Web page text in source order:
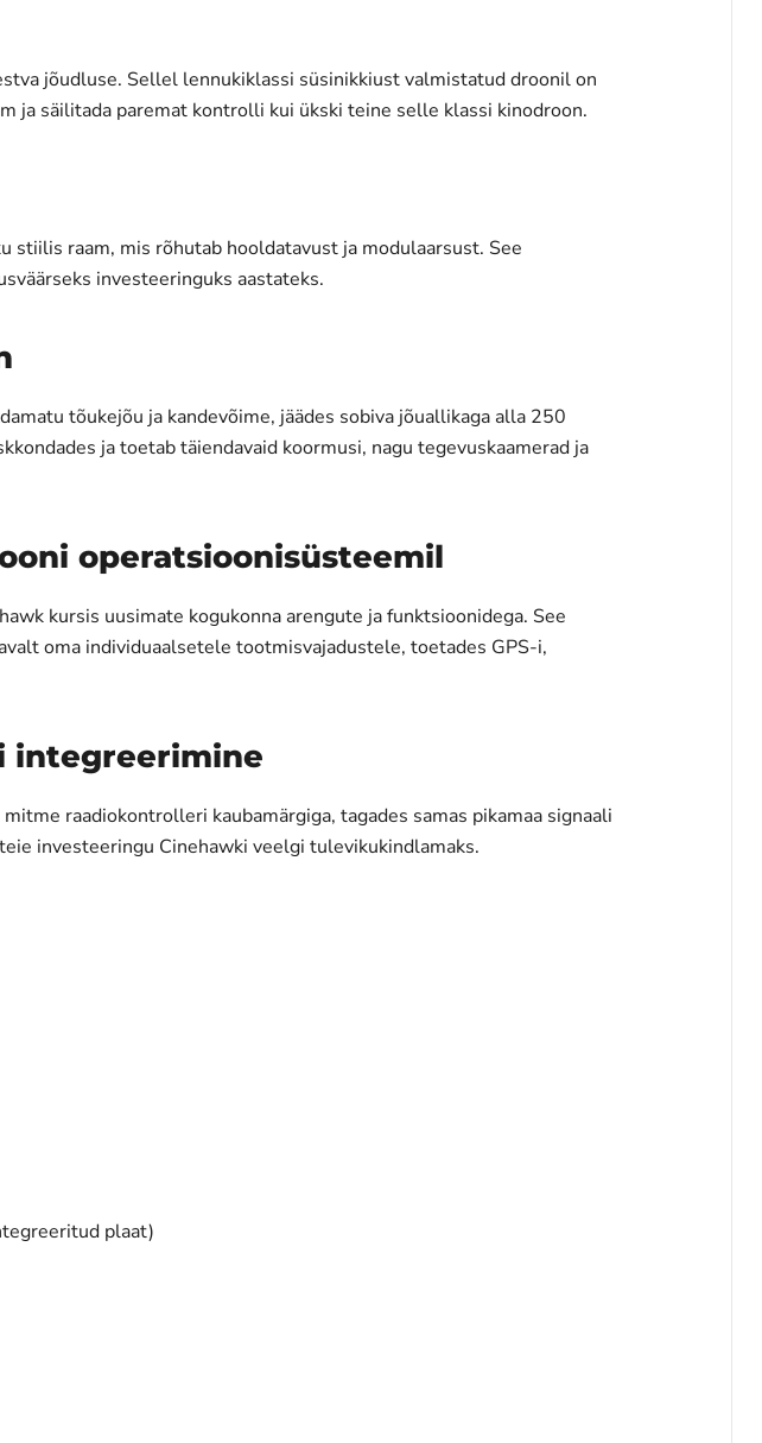
jõudluse. Sellel lennukiklassi süsinikkiust valmistatud droonil on
ja säilitada paremat kontrolli kui ükski teine ​​selle klassi kinodroon.
raam, mis rõhutab hooldatavust ja modulaarsust. See
investeeringuks aastateks.
tõukejõu ja kandevõime, jäädes sobiva jõuallikaga alla 250
ja toetab täiendavaid koormusi, nagu tegevuskaamerad ja
operatsioonisüsteemil
kursis uusimate kogukonna arengute ja funktsioonidega. See
oma individuaalsetele tootmisvajadustele, toetades GPS-i,
integreerimine
raadiokontrolleri kaubamärgiga, tagades samas pikamaa signaali
investeeringu Cinehawki veelgi tulevikukindlamaks.
plaat)